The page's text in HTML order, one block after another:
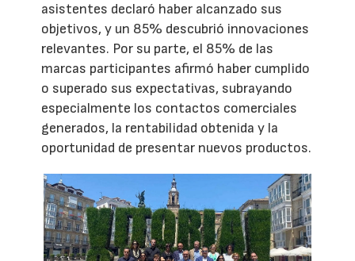
asistentes declaró haber alcanzado sus
objetivos, y un 85% descubrió innovaciones
relevantes. Por su parte, el 85% de las
marcas participantes afirmó haber cumplido
o superado sus expectativas, subrayando
especialmente los contactos comerciales
generados, la rentabilidad obtenida y la
oportunidad de presentar nuevos productos.